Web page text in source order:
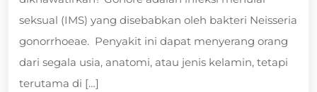
seksual (IMS) yang disebabkan oleh bakteri Neisseria
gonorrhoeae. Penyakit ini dapat menyerang orang
dari segala usia, anatomi, atau jenis kelamin, tetapi
terutama di […]